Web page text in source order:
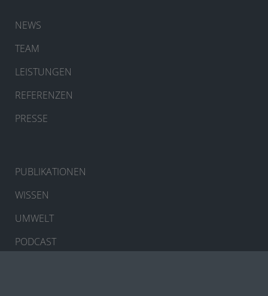
NEWS
TEAM
LEISTUNGEN
REFERENZEN
PRESSE
PUBLIKATIONEN
WISSEN
UMWELT
PODCAST